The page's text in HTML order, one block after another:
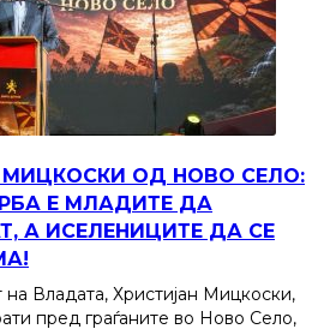
МИЦКОСКИ ОД НОВО СЕЛО:
Е МЛАДИТЕ ДА
А ИСЕЛЕНИЦИТЕ ДА СЕ
Владата, Христијан Мицкоски,
пред граѓаните во Ново Село,